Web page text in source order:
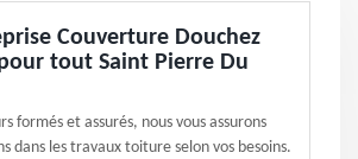
Couverture Douchez
tout Saint Pierre Du
formés et assurés, nous vous assurons
dans les travaux toiture selon vos besoins.